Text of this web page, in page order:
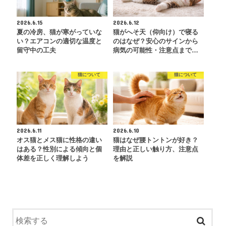
2026.6.15
夏の冷房、猫が寒がっていな
い？エアコンの適切な温度と
留守中の工夫
2026.6.12
猫がへそ天（仰向け）で寝る
のはなぜ？安心のサインから
病気の可能性・注意点まで…
猫について
2026.6.11
オス猫とメス猫に性格の違い
はある？性別による傾向と個
体差を正しく理解しよう
猫について
2026.6.10
猫はなぜ腰トントンが好き？
理由と正しい触り方、注意点
を解説